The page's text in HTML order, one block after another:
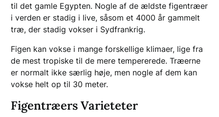
til det gamle Egypten. Nogle af de ældste figentræer
i verden er stadig i live, såsom et 4000 år gammelt
træ, der stadig vokser i Sydfrankrig.
Figen kan vokse i mange forskellige klimaer, lige fra
de mest tropiske til de mere tempererede. Træerne
er normalt ikke særlig høje, men nogle af dem kan
vokse helt op til 30 meter.
Figentræers Varieteter